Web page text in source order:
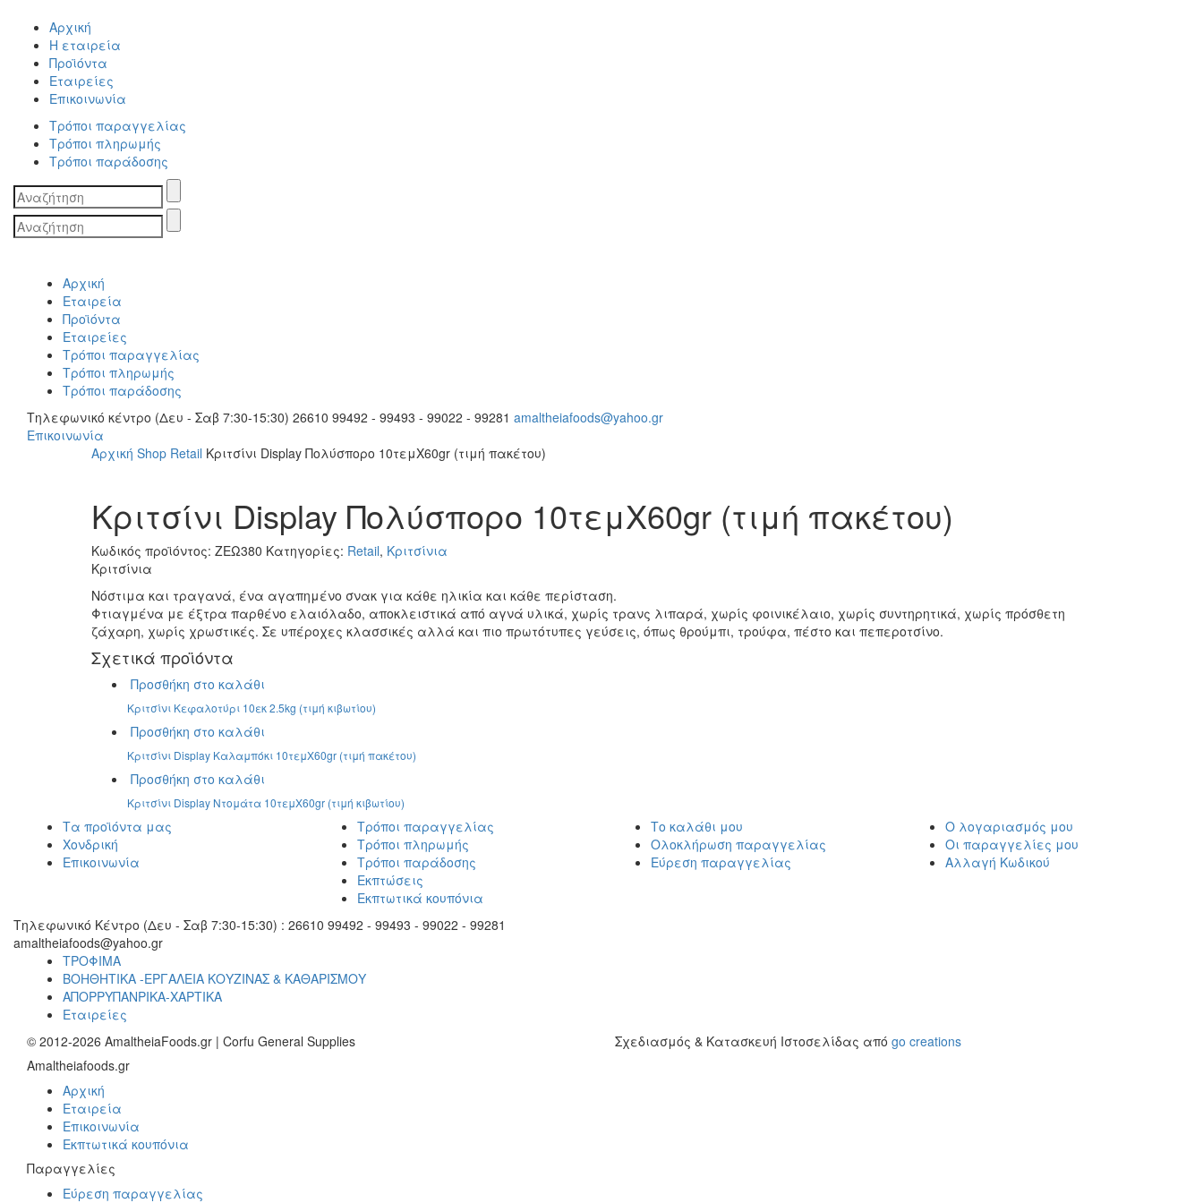
Αρχική
Η εταιρεία
Προϊόντα
Εταιρείες
Επικοινωνία
Τρόποι παραγγελίας
Τρόποι πληρωμής
Τρόποι παράδοσης
Search
for:
Search
for:
Αρχική
Εταιρεία
Προϊόντα
Εταιρείες
Τρόποι παραγγελίας
Τρόποι πληρωμής
Τρόποι παράδοσης
Τηλεφωνικό κέντρο (Δευ - Σαβ 7:30-15:30) 26610 99492 - 99493 - 99022 - 99281 amaltheiafoods@yahoo.gr
Επικοινωνία
Αρχική Shop Retail Κριτσίνι Display Πολύσπορο 10τεμΧ60gr (τιμή πακέτου)
Κριτσίνι Display Πολύσπορο 10τεμΧ60gr (τιμή πακέτου)
Κωδικός προϊόντος: ΖΕΩ380 Κατηγορίες: Retail, Κριτσίνια
Κριτσίνια
Νόστιμα και τραγανά, ένα αγαπημένο σνακ για κάθε ηλικία και κάθε περίσταση.
Φτιαγμένα με έξτρα παρθένο ελαιόλαδο, αποκλειστικά από αγνά υλικά, χωρίς τρανς λιπαρά, χωρίς φοινικέλαιο, χωρίς συντηρητικά, χωρίς πρόσθετη
ζάχαρη, χωρίς χρωστικές. Σε υπέροχες κλασσικές αλλά και πιο πρωτότυπες γεύσεις, όπως θρούμπι, τρούφα, πέστο και πεπεροτσίνο.
Σχετικά προϊόντα
Προσθήκη στο καλάθι
Κριτσίνι Κεφαλοτύρι 10εκ 2.5kg (τιμή κιβωτίου)
Προσθήκη στο καλάθι
Κριτσίνι Display Καλαμπόκι 10τεμΧ60gr (τιμή πακέτου)
Προσθήκη στο καλάθι
Κριτσίνι Display Ντομάτα 10τεμΧ60gr (τιμή κιβωτίου)
Τα προϊόντα μας
Χονδρική
Επικοινωνία
Τρόποι παραγγελίας
Τρόποι πληρωμής
Τρόποι παράδοσης
Εκπτώσεις
Εκπτωτικά κουπόνια
Το καλάθι μου
Ολοκλήρωση παραγγελίας
Εύρεση παραγγελίας
Ο λογαριασμός μου
Οι παραγγελίες μου
Αλλαγή Κωδικού
Τηλεφωνικό Κέντρο (Δευ - Σαβ 7:30-15:30) : 26610 99492 - 99493 - 99022 - 99281
amaltheiafoods@yahoo.gr
ΤΡΟΦΙΜΑ
ΒΟΗΘΗΤΙΚΑ -ΕΡΓΑΛΕΙΑ ΚΟΥΖΙΝΑΣ & ΚΑΘΑΡΙΣΜΟΥ
ΑΠΟΡΡΥΠΑΝΡΙΚΑ-ΧΑΡΤΙΚΑ
Εταιρείες
© 2012-2026 AmaltheiaFoods.gr | Corfu General Supplies
Σχεδιασμός & Κατασκευή Ιστοσελίδας από go creations
Amaltheiafoods.gr
Αρχική
Εταιρεία
Επικοινωνία
Εκπτωτικά κουπόνια
Παραγγελίες
Εύρεση παραγγελίας